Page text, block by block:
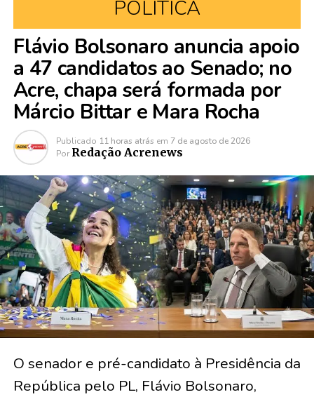
POLÍTICA
Flávio Bolsonaro anuncia apoio
a 47 candidatos ao Senado; no
Acre, chapa será formada por
Márcio Bittar e Mara Rocha
Publicado 11 horas atrás em 7 de agosto de 2026
Por Redação Acrenews
O senador e pré-candidato à Presidência da
República pelo PL, Flávio Bolsonaro,